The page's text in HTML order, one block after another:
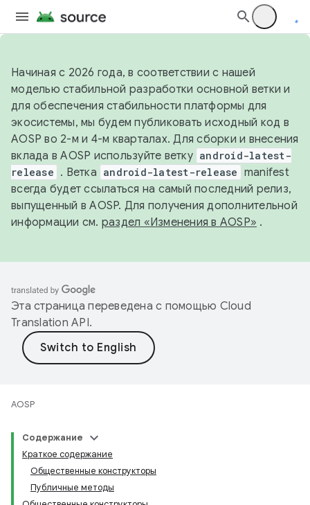
Начиная с 2026 года, в соответствии с нашей
моделью стабильной разработки основной ветки и
для обеспечения стабильности платформы для
экосистемы, мы будем публиковать исходный код в
AOSP во 2-м и 4-м кварталах. Для сборки и внесения
вклада в AOSP используйте ветку android-latest-
release . Ветка android-latest-release manifest
всегда будет ссылаться на самый последний релиз,
выпущенный в AOSP. Для получения дополнительной
информации см. раздел «Изменения в AOSP» .
Эта страница переведена с помощью Cloud
Translation API.
AOSP
Содержание
Краткое содержание
Общественные конструкторы
Публичные методы